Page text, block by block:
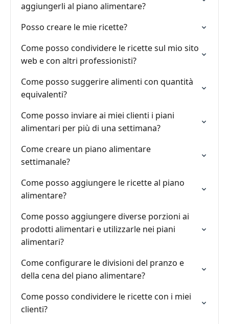
aggiungerli al piano alimentare?
Posso creare le mie ricette?
Come posso condividere le ricette sul mio sito
web e con altri professionisti?
Come posso suggerire alimenti con quantità
equivalenti?
Come posso inviare ai miei clienti i piani
alimentari per più di una settimana?
Come creare un piano alimentare
settimanale?
Come posso aggiungere le ricette al piano
alimentare?
Come posso aggiungere diverse porzioni ai
prodotti alimentari e utilizzarle nei piani
alimentari?
Come configurare le divisioni del pranzo e
della cena del piano alimentare?
Come posso condividere le ricette con i miei
clienti?